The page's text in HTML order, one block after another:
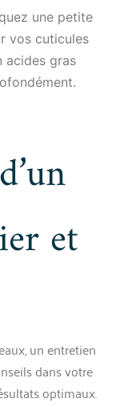
une petite
vos cuticules
acides gras
et
un entretien
dans votre
optimaux.